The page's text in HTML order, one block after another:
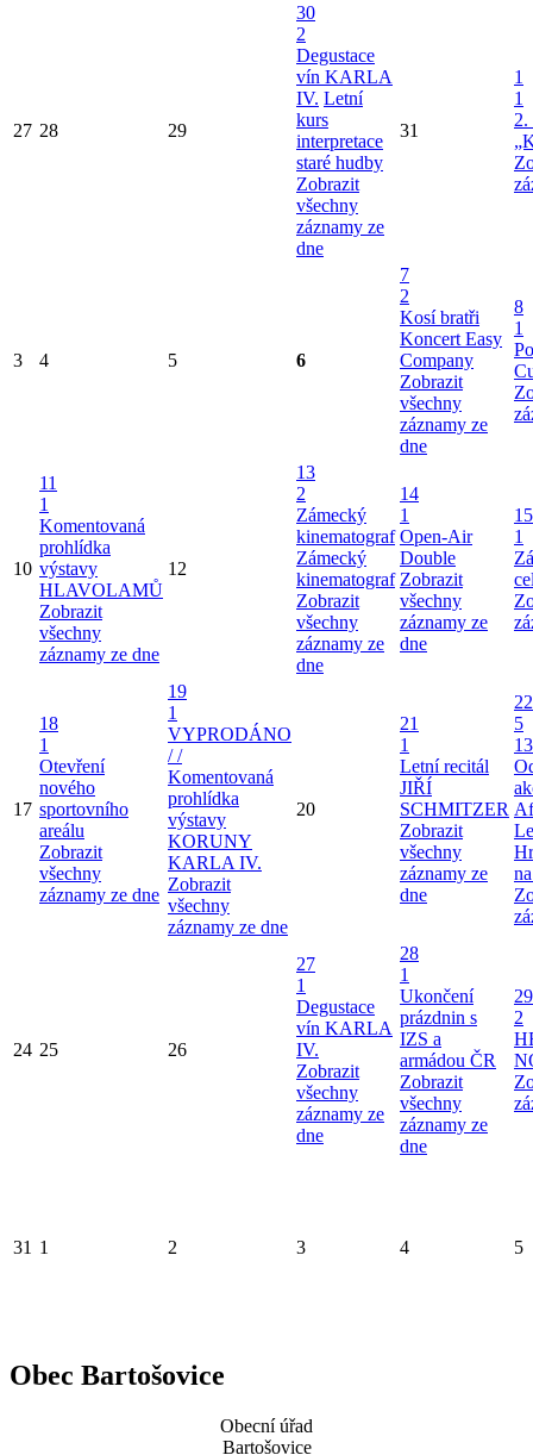
27 28 29
30
2
Degustace
vín KARLA
IV. Letní
kurs
interpretace
staré hudby
Zobrazit
všechny
záznamy ze
dne
31
1
1
2.
3 4 5 6
7
2
Kosí bratři
Koncert Easy
Company
Zobrazit
všechny
záznamy ze
dne
8
1
10
11
1
Komentovaná
prohlídka
výstavy
HLAVOLAMŮ
Zobrazit
všechny
záznamy ze dne
12
13
2
Zámecký
kinematograf
Zámecký
kinematograf
Zobrazit
všechny
záznamy ze
dne
14
1
Open-Air
Double
Zobrazit
všechny
záznamy ze
dne
15
1
17
18
1
Otevření
nového
sportovního
areálu
Zobrazit
všechny
záznamy ze dne
19
1
VYPRODÁNO
/ /
Komentovaná
prohlídka
výstavy
KORUNY
KARLA IV.
Zobrazit
všechny
záznamy ze dne
20
21
1
Letní recitál
JIŘÍ
SCHMITZER
Zobrazit
všechny
záznamy ze
dne
22
5
24 25 26
27
1
Degustace
vín KARLA
IV.
Zobrazit
všechny
záznamy ze
dne
28
1
Ukončení
prázdnin s
IZS a
armádou ČR
Zobrazit
všechny
záznamy ze
dne
29
2
31 1 2 3 4 5
Obec Bartošovice
Obecní úřad
Bartošovice